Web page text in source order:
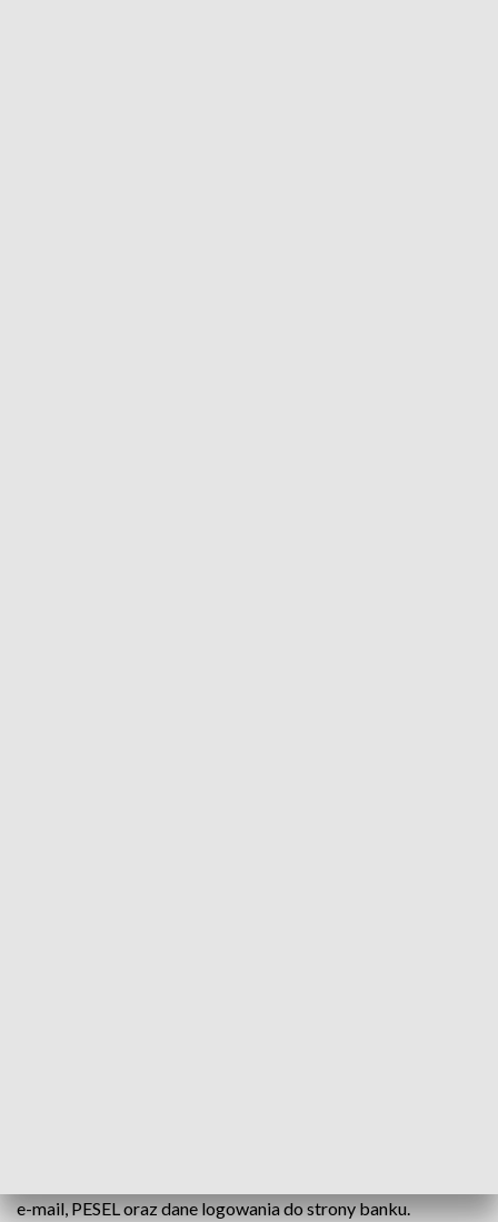
e-mail, PESEL oraz dane logowania do strony banku.